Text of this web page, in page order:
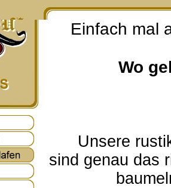
Einfach mal
Wo
Unsere
sind genau das